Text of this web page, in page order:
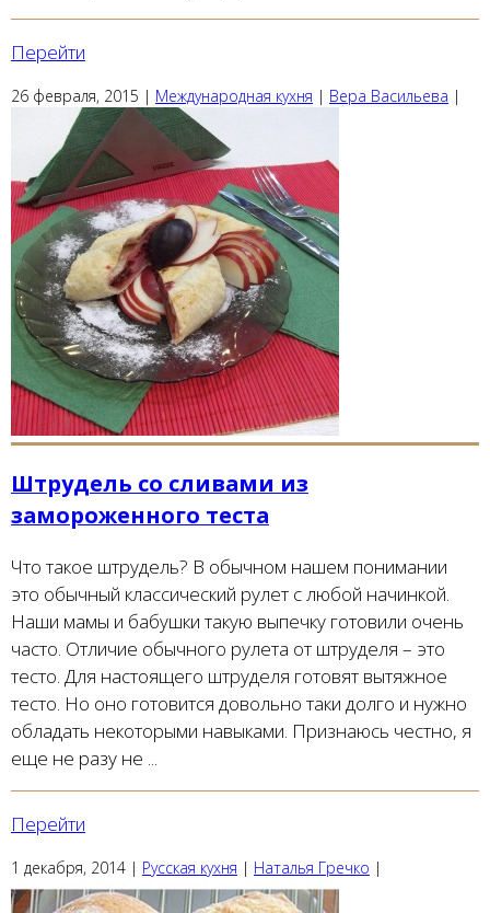
Перейти
26 февраля, 2015 | Международная кухня | Вера Васильева |
Штрудель со сливами из
замороженного теста
Что такое штрудель? В обычном нашем понимании
это обычный классический рулет с любой начинкой.
Наши мамы и бабушки такую выпечку готовили очень
часто. Отличие обычного рулета от штруделя – это
тесто. Для настоящего штруделя готовят вытяжное
тесто. Но оно готовится довольно таки долго и нужно
обладать некоторыми навыками. Признаюсь честно, я
еще не разу не ...
Перейти
1 декабря, 2014 | Русская кухня | Наталья Гречко |